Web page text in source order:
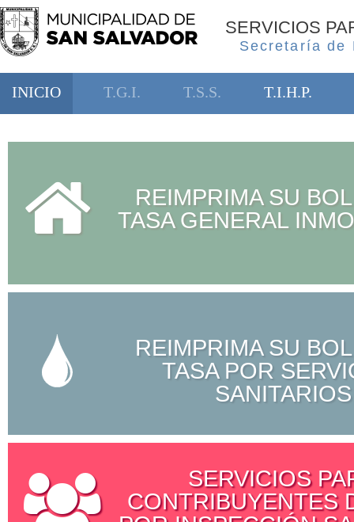
SERVICIOS
Secretaría de
INICIO T.G.I. T.S.S. T.I.H.P.
REIMPRIMA SU
TASA GENERAL
REIMPRIMA SU
TASA POR
SANITARIOS
SERVICIOS
CONTRIBUYENTES